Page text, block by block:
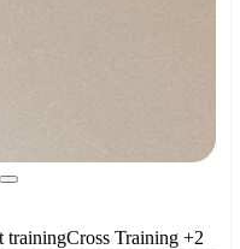
trainingCross Training +2